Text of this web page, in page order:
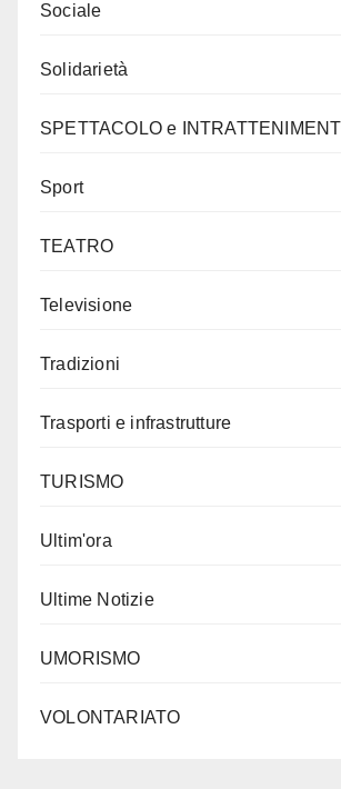
Sociale
Solidarietà
SPETTACOLO e
Sport
TEATRO
Televisione
Tradizioni
Trasporti e infrastrutture
TURISMO
Ultim'ora
Ultime Notizie
UMORISMO
VOLONTARIATO